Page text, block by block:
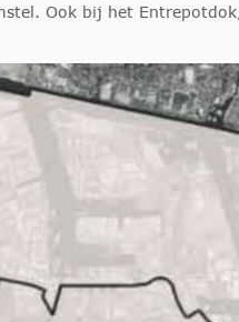
Ook bij het